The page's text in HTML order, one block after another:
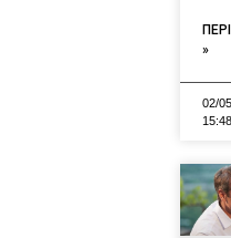
»
02/
15:48